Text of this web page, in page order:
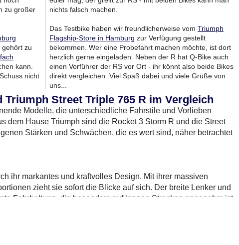
zu großer
gehört zu
kann.
nicht
nichts falsch machen.
Das Testbike haben wir freundlicherweise vom Triumph
Flagship-Store in Hamburg zur Verfügung gestellt
bekommen. Wer eine Probefahrt machen möchte, ist dort
herzlich gerne eingeladen. Neben der R hat Q-Bike auch
einen Vorführer der RS vor Ort - ihr könnt also beide Bikes
direkt vergleichen. Viel Spaß dabei und viele Grüße von
uns...
MotorradTest.de auf YouTube
Street Triple 765 R im Vergleich
Modelle, die unterschiedliche Fahrstile und Vorlieben
dem Hause Triumph sind die Rocket 3 Storm R und die Street
Stärken und Schwächen, die es wert sind, näher betrachtet
ihr markantes und kraftvolles Design. Mit ihrer massiven
zieht sie sofort die Blicke auf sich. Der breite Lenker und
Fahrhaltung, die besonders auf langen Strecken angenehm ist.